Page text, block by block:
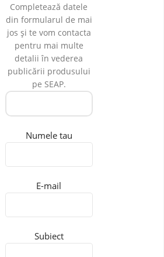
Completează datele
din formularul de mai
jos și te vom contacta
pentru mai multe
detalii în vederea
publicării produsului
pe SEAP.
Numele tau
E-mail
Subiect